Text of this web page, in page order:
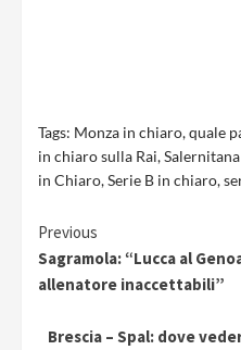
Tags: Monza in chiaro,quale
in chiaro sulla Rai,
in Chiaro,Serie B in chiaro,
Continue
Reading
Previous
Sagramola: “Lucca al
allenatore inaccettabili”
Brescia – Spal: dove